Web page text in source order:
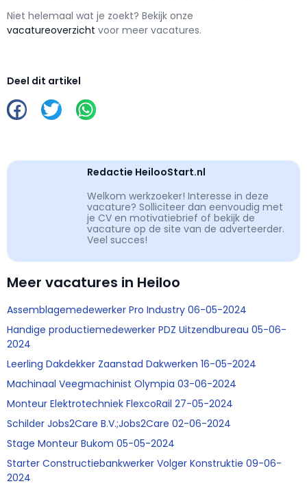
Niet helemaal wat je zoekt? Bekijk onze
vacatureoverzicht voor meer vacatures.
Deel dit artikel
Redactie HeilooStart.nl
Welkom werkzoeker! Interesse in deze
vacature? Solliciteer dan eenvoudig met
je CV en motivatiebrief of bekijk de
vacature op de site van de adverteerder.
Veel succes!
Meer vacatures in Heiloo
Assemblagemedewerker Pro Industry 06-05-2024
Handige productiemedewerker PDZ Uitzendbureau 05-06-
2024
Leerling Dakdekker Zaanstad Dakwerken 16-05-2024
Machinaal Veegmachinist Olympia 03-06-2024
Monteur Elektrotechniek FlexcoRail 27-05-2024
Schilder Jobs2Care B.V.;Jobs2Care 02-06-2024
Stage Monteur Bukom 05-05-2024
Starter Constructiebankwerker Volger Konstruktie 09-06-
2024